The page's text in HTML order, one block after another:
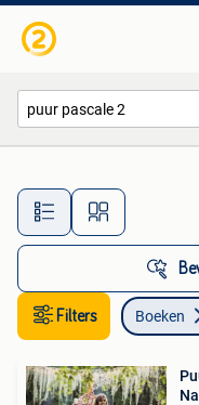
Filters Boeken